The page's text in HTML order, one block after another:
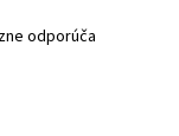
odporúča